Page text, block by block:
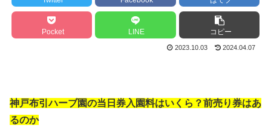
Pocket LINE コピー
2023.10.03 2024.04.07
神戸布引ハーブ園の当日券入園料はいくら？前売り券はあ
るのか